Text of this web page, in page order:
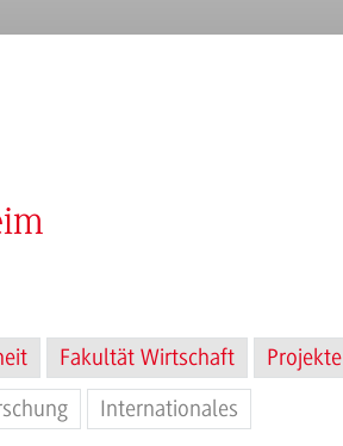
Fakultät Wirtschaft
Projekte
Internationales